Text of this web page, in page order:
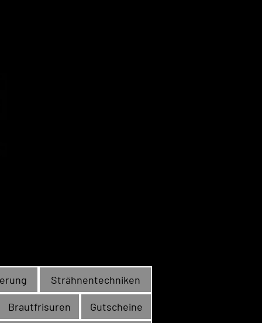
Strähnentechniken
Brautfrisuren Gutscheine